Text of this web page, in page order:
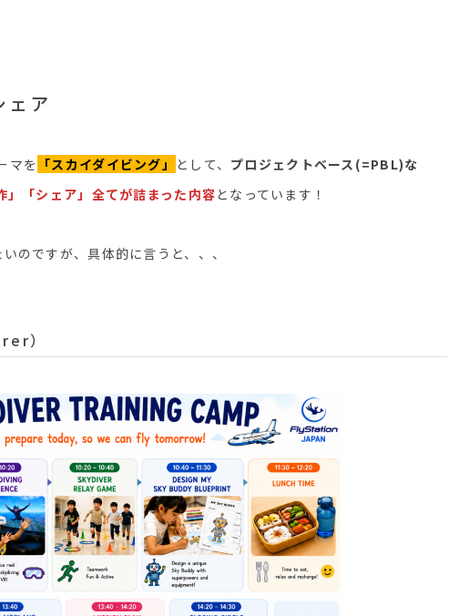
ア
マを 「スカイダイビング」 として、 プロジェクトベース(=PBL)な
」「シェア」全てが詰まった内容 となっています！
のですが、具体的に言うと、、、
）